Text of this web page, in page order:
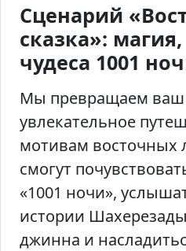
Сценарий
сказка»:
чудеса 1001
Мы превращаем ваш
увлекательное
мотивам восточных
смогут
«1001 ночи»,
истории
джинна и